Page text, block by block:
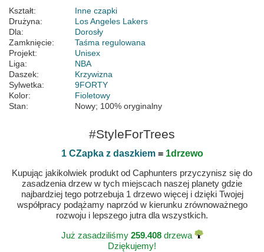
Kształt:
Inne czapki
Drużyna:
Los Angeles Lakers
Dla:
Dorosły
Zamknięcie:
Taśma regulowana
Projekt:
Unisex
Liga:
NBA
Daszek:
Krzywizna
Sylwetka:
9FORTY
Kolor:
Fioletowy
Stan:
Nowy; 100% oryginalny
#StyleForTrees
1 CZapka z daszkiem= 1drzewo
Kupując jakikolwiek produkt od Caphunters przyczynisz się do
zasadzenia drzew w tych miejscach naszej planety gdzie
najbardziej tego potrzebuja 1 drzewo więcej i dzięki Twojej
współpracy podążamy naprzód w kierunku zrównoważnego
rozwoju i lepszego jutra dla wszystkich.
Już zasadziliśmy 259.408drzewa
Dziękujemy!